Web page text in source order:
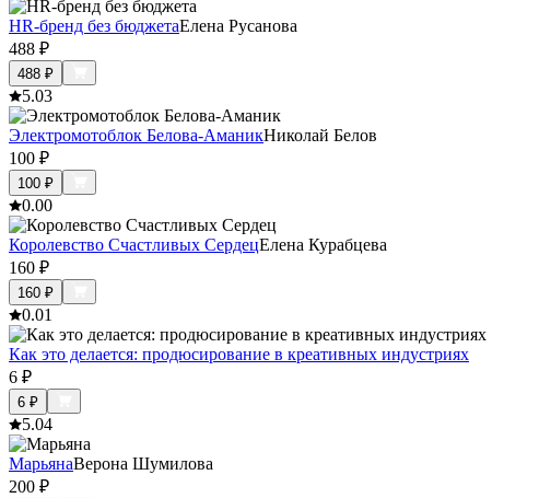
HR-бренд без бюджетаЕлена Русанова
488 ₽
488 ₽
5.03
Электромотоблок Белова-АманикНиколай Белов
100 ₽
100 ₽
0.00
Королевство Счастливых СердецЕлена Курабцева
160 ₽
160 ₽
0.01
Как это делается: продюсирование в креативных индустриях
6 ₽
6 ₽
5.04
МарьянаВерона Шумилова
200 ₽